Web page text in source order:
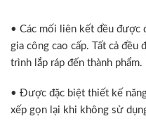
• Các mối liên kết đều được
gia công cao cấp. Tất cả
trình lắp ráp đến thành phẩm.
• Được đặc biệt thiết kế
xếp gọn lại khi không sử